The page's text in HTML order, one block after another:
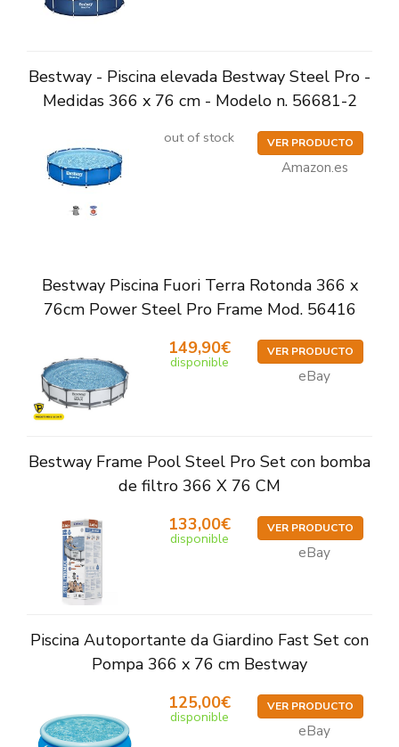
Bestway - Piscina elevada Bestway Steel Pro -
Medidas 366 x 76 cm - Modelo n. 56681-2
out of stock VER PRODUCTO
Amazon.es
Bestway Piscina Fuori Terra Rotonda 366 x
76cm Power Steel Pro Frame Mod. 56416
149,90€
disponible
VER PRODUCTO
eBay
Bestway Frame Pool Steel Pro Set con bomba
de filtro 366 X 76 CM
133,00€
disponible
VER PRODUCTO
eBay
Piscina Autoportante da Giardino Fast Set con
Pompa 366 x 76 cm Bestway
125,00€
disponible
VER PRODUCTO
eBay